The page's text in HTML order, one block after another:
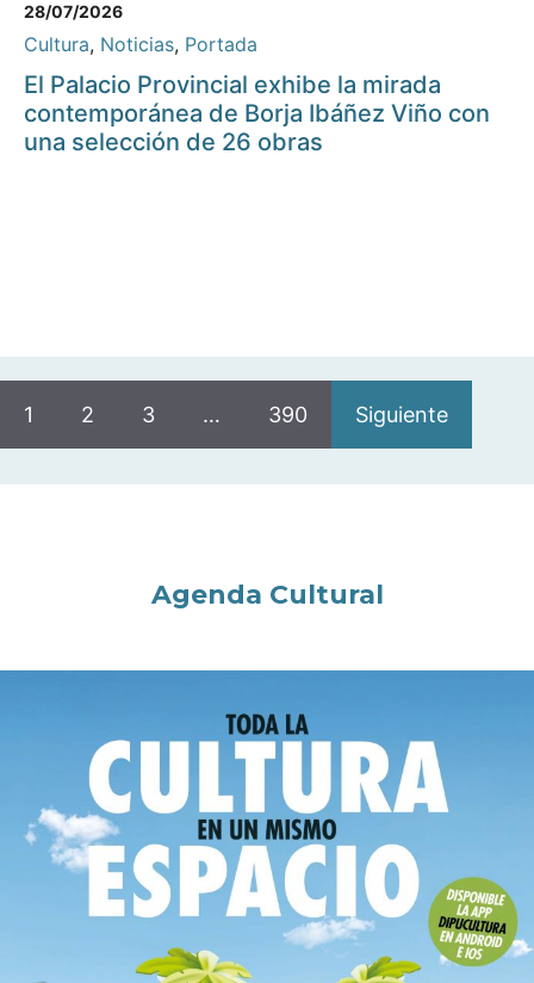
28/07/2026
Cultura, Noticias, Portada
El Palacio Provincial exhibe la mirada
contemporánea de Borja Ibáñez Viño con
una selección de 26 obras
1 2 3 … 390 Siguiente
Agenda Cultural